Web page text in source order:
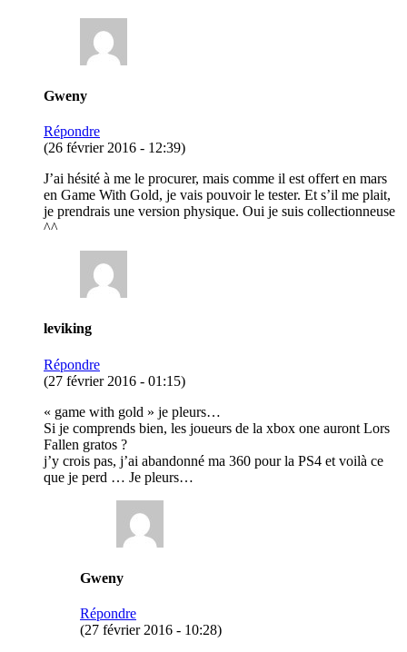
Gweny
Répondre
(26 février 2016 - 12:39)
J’ai hésité à me le procurer, mais comme il est offert en mars
en Game With Gold, je vais pouvoir le tester. Et s’il me plait,
je prendrais une version physique. Oui je suis collectionneuse
^^
leviking
Répondre
(27 février 2016 - 01:15)
« game with gold » je pleurs…
Si je comprends bien, les joueurs de la xbox one auront Lors
Fallen gratos ?
j’y crois pas, j’ai abandonné ma 360 pour la PS4 et voilà ce
que je perd … Je pleurs…
Gweny
Répondre
(27 février 2016 - 10:28)